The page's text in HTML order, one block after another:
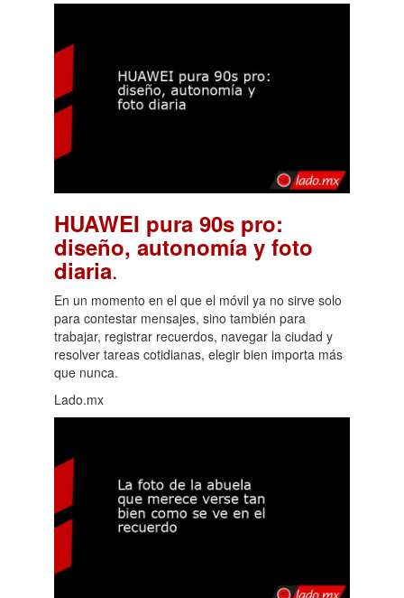
HUAWEI pura 90s pro:
diseño, autonomía y foto
diaria.
En un momento en el que el móvil ya no sirve solo
para contestar mensajes, sino también para
trabajar, registrar recuerdos, navegar la ciudad y
resolver tareas cotidianas, elegir bien importa más
que nunca.
Lado.mx